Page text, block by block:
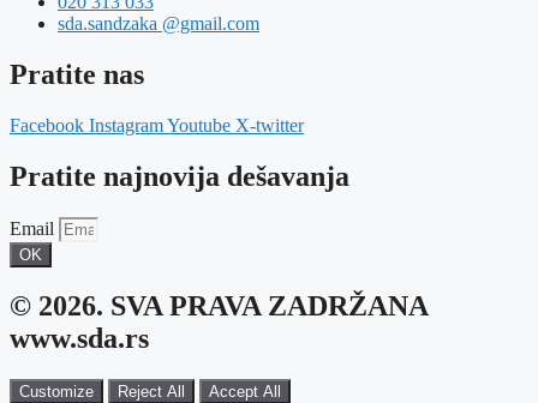
sda.sandzaka @gmail.com
Pratite nas
Facebook InstagramYoutube X-twitter
Pratite najnovija dešavanja
Email
OK
© 2026. SVA PRAVA ZADRŽANA
www.sda.rs
Customize Reject All Accept All